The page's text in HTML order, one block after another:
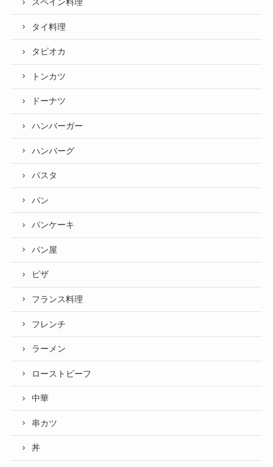
スペイン料理
タイ料理
タピオカ
トンカツ
ドーナツ
ハンバーガー
ハンバーグ
パスタ
パン
パンケーキ
パン屋
ピザ
フランス料理
フレンチ
ラーメン
ローストビーフ
中華
串カツ
丼